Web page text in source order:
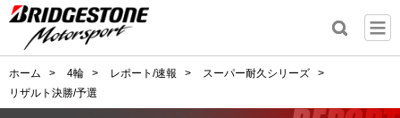
ホーム > 4輪 > レポート/速報 > スーパー耐久シリーズ
>
リザルト決勝/予選